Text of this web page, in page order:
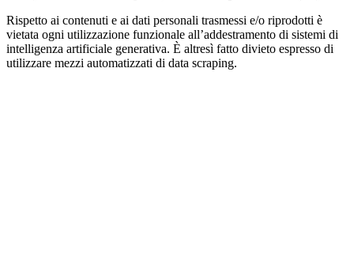
Rispetto ai contenuti e ai dati personali trasmessi e/o riprodotti è
vietata ogni utilizzazione funzionale all’addestramento di sistemi di
intelligenza artificiale generativa. È altresì fatto divieto espresso di
utilizzare mezzi automatizzati di data scraping.